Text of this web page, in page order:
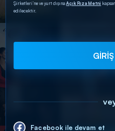
Şirketleri’ne ve yurt dışınaAçık Rıza Metni
edilecektir.
Facebook ile devam et